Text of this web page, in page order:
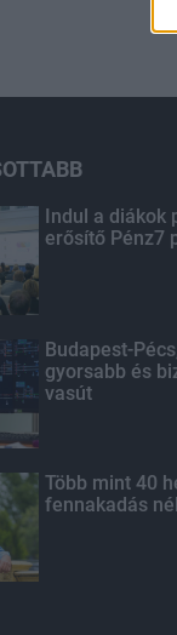
Indul a diákok
erősítő Pénz7
Budapest-
gyorsabb és
vasút
Több mint 40
fennakadás